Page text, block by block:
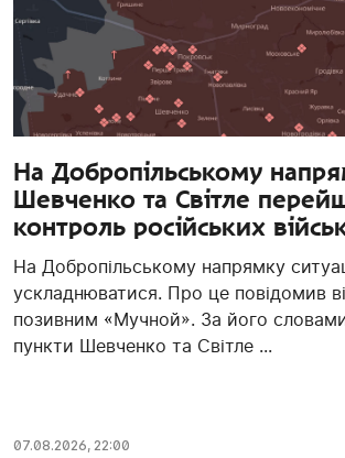
На Добропільському
Шевченко та Світле
контроль російських
На Добропільському напрямку
ускладнюватися. Про це повідомив
позивним «Мучной». За його
пункти Шевченко та Світле ...
07.08.2026, 22:00